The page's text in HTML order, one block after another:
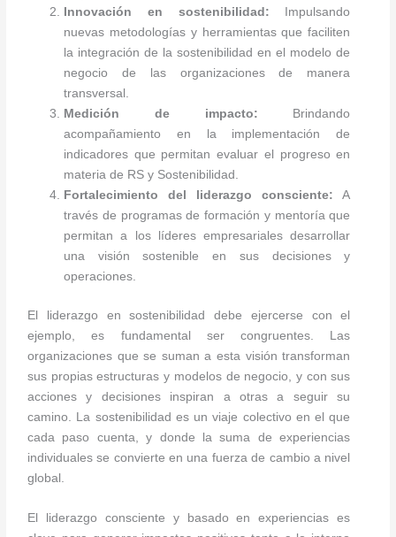
Innovación en sostenibilidad: Impulsando
nuevas metodologías y herramientas que faciliten
la integración de la sostenibilidad en el modelo de
negocio de las organizaciones de manera
transversal.
Medición de impacto: Brindando
acompañamiento en la implementación de
indicadores que permitan evaluar el progreso en
materia de RS y Sostenibilidad.
Fortalecimiento del liderazgo consciente: A
través de programas de formación y mentoría que
permitan a los líderes empresariales desarrollar
una visión sostenible en sus decisiones y
operaciones.
El liderazgo en sostenibilidad debe ejercerse con el
ejemplo, es fundamental ser congruentes. Las
organizaciones que se suman a esta visión transforman
sus propias estructuras y modelos de negocio, y con sus
acciones y decisiones inspiran a otras a seguir su
camino. La sostenibilidad es un viaje colectivo en el que
cada paso cuenta, y donde la suma de experiencias
individuales se convierte en una fuerza de cambio a nivel
global.
El liderazgo consciente y basado en experiencias es